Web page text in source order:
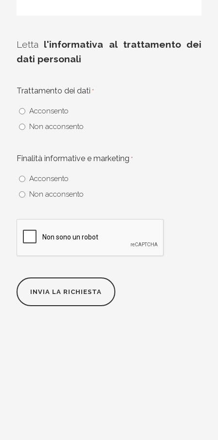
Letta l'informativa al trattamento dei
dati personali
Trattamento dei dati *
Acconsento
Non acconsento
Finalità informative e marketing *
Acconsento
Non acconsento